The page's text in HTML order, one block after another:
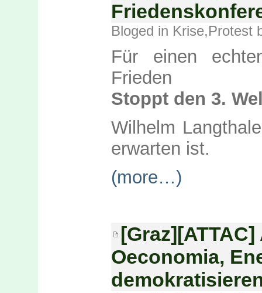
Bloged in Krise,Protest
Für einen
Frieden
Stoppt den 3.
Wilhelm
erwarten ist.
(more…)
Oeconomia,